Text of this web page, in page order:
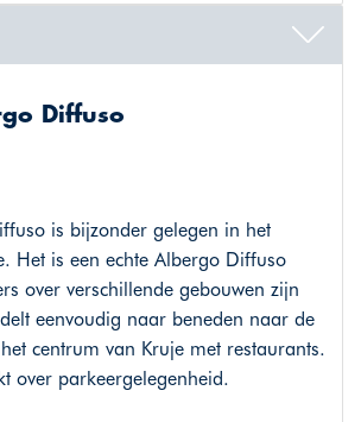
Diffuso
is bijzonder gelegen in het
Het is een echte Albergo Diffuso
over verschillende gebouwen zijn
eenvoudig naar beneden naar de
centrum van Kruje met restaurants.
over parkeergelegenheid.